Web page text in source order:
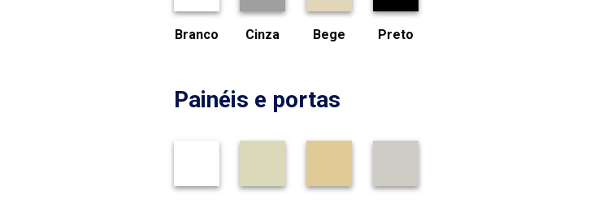
Branco Cinza Bege Preto
Painéis e portas